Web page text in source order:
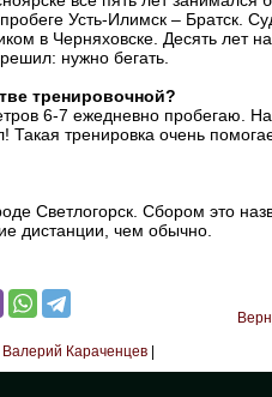
Усть-Илимск – Братск.
в Черняховске. Десять лет
нужно бегать.
тренировочной?
6-7 ежедневно пробегаю.
Такая тренировка очень
Светлогорск. Сбором это
дистанции, чем обычно.
Валерий Караченцев